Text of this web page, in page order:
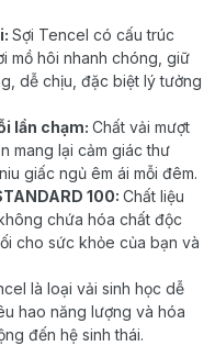
Sợi Tencel có cấu trúc
mồ hôi nhanh chóng, giữ
dễ chịu, đặc biệt lý tưởng
lần chạm: Chất vải mượt
mang lại cảm giác thư
giấc ngủ êm ái mỗi đêm.
100: Chất liệu
chứa hóa chất độc
cho sức khỏe của bạn và
là loại vải sinh học dễ
hao năng lượng và hóa
đến hệ sinh thái.